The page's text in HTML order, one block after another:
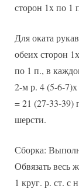
сторон 1x по 1
Для оката
обеих сторон
по 1 п., в
2-м р. 4 (5-6-
= 21 (27-33-39)
шерсти.
Сборка:
Обвязать весь
1 круг. р. ст. с